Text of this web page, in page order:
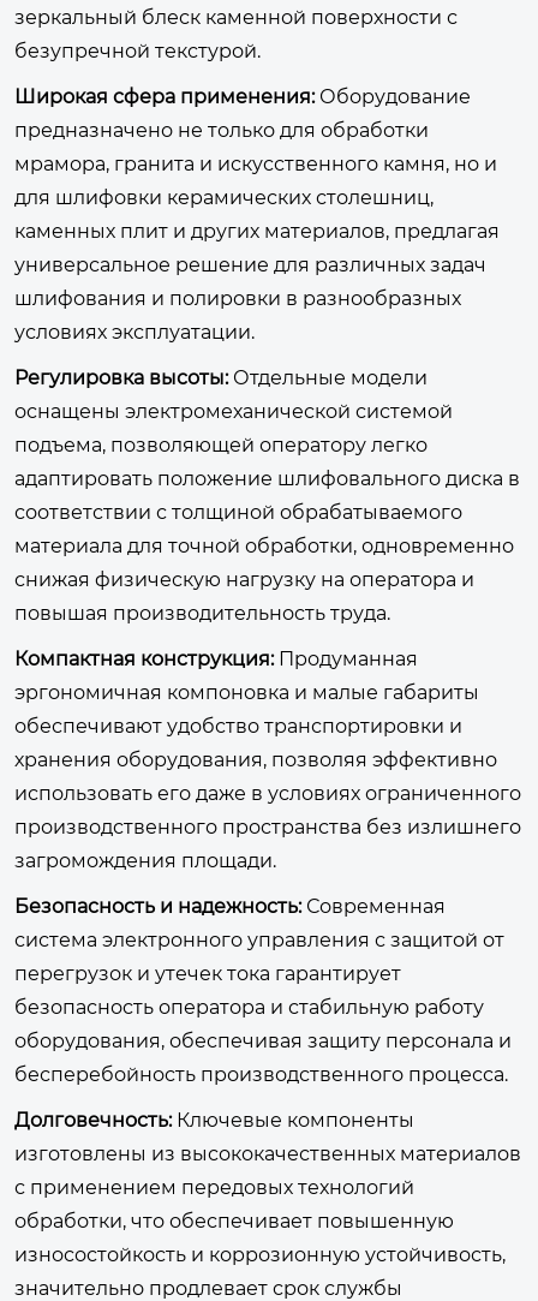
зеркальный блеск каменной поверхности с
безупречной текстурой.
Широкая сфера применения:Оборудование
предназначено не только для обработки
мрамора, гранита и искусственного камня, но и
для шлифовки керамических столешниц,
каменных плит и других материалов, предлагая
универсальное решение для различных задач
шлифования и полировки в разнообразных
условиях эксплуатации.
Регулировка высоты:Отдельные модели
оснащены электромеханической системой
подъема, позволяющей оператору легко
адаптировать положение шлифовального диска в
соответствии с толщиной обрабатываемого
материала для точной обработки, одновременно
снижая физическую нагрузку на оператора и
повышая производительность труда.
Компактная конструкция:Продуманная
эргономичная компоновка и малые габариты
обеспечивают удобство транспортировки и
хранения оборудования, позволяя эффективно
использовать его даже в условиях ограниченного
производственного пространства без излишнего
загромождения площади.
Безопасность и надежность:Современная
система электронного управления с защитой от
перегрузок и утечек тока гарантирует
безопасность оператора и стабильную работу
оборудования, обеспечивая защиту персонала и
бесперебойность производственного процесса.
Долговечность:Ключевые компоненты
изготовлены из высококачественных материалов
с применением передовых технологий
обработки, что обеспечивает повышенную
износостойкость и коррозионную устойчивость,
значительно продлевает срок службы